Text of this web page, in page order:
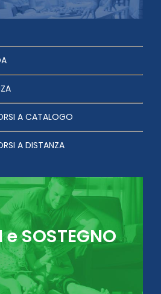
A CATALOGO
A DISTANZA
e SOSTEGNO